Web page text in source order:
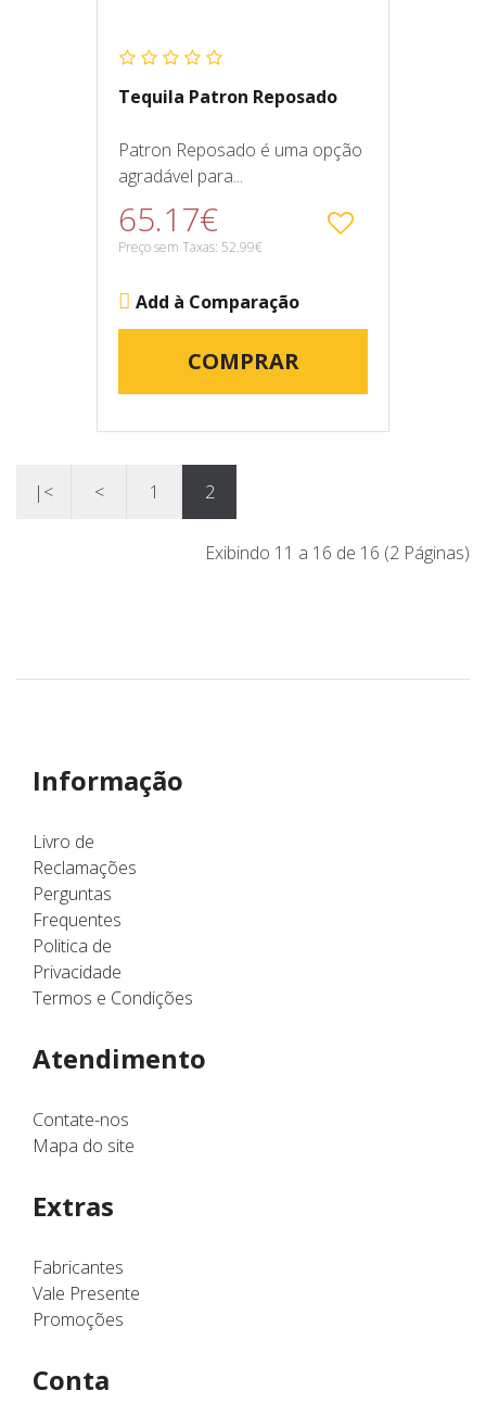
Tequila Patron Reposado
Patron Reposado é uma opção
agradável para...
65.17€
Preço sem Taxas: 52.99€
Add à Comparação
COMPRAR
|< < 1 2
Exibindo 11 a 16 de 16 (2 Páginas)
Informação
Livro de
Reclamações
Perguntas
Frequentes
Politica de
Privacidade
Termos e Condições
Atendimento
Contate-nos
Mapa do site
Extras
Fabricantes
Vale Presente
Promoções
Conta